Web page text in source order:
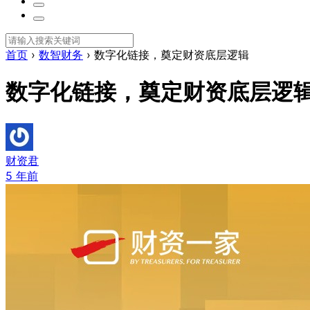
首页 › 数智财务 › 数字化链接，奠定财资底层逻辑
数字化链接，奠定财资底层逻
财资君
5 年前